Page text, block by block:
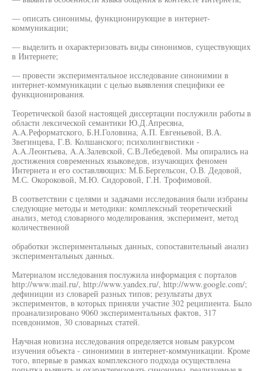
— описать синонимы, функционирующие в интернет-
коммуникации;
— выделить и охарактеризовать виды синонимов, существующих
в Интернете;
— провести экспериментальное исследование синонимии в
интернет-коммуникации с целью выявления специфики ее
функционирования.
Теоретической базой настоящей диссертации послужили работы в
области лексической семантики Ю.Д.Апресяна,
A.A.Реформатского, Б.Н.Головина, А.П. Евгеньевой, В.А.
Звегинцева, Г.В. Колшанского; психолингвистики -
A.A.Леонтьева, A.A.Залевской, С.В.Лебедевой. Мы опирались на
достижения современных языковедов, изучающих феномен
Интернета и его составляющих: М.Б.Бергельсон, О.В. Дедовой,
М.С. Окороковой, М.Ю. Сидоровой, Г.Н. Трофимовой.
В соответствии с целями и задачами исследования были избраны
следующие методы и методики: комплексный теоретический
анализ, метод словарного моделирования, эксперимент, метод
количественной
обработки экспериментальных данных, сопоставительный анализ
экспериментальных данных.
Материалом исследования послужила информация с порталов
http://www.mail.ru/, http://www.yandex.ru/, http://www.google.com/;
дефиниции из словарей разных типов; результаты двух
экспериментов, в которых приняли участие 302 реципиента. Было
проанализировано 9060 экспериментальных фактов, 317
псевдонимов, 30 словарных статей.
Научная новизна исследования определяется новым ракурсом
изучения объекта - синонимии в интернет-коммуникации. Кроме
того, впервые в рамках комплексного подхода осуществлена